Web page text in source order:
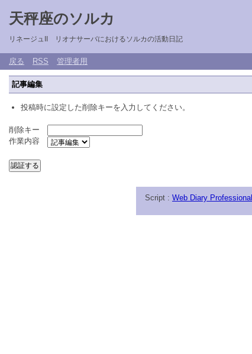
天秤座のソルカ
リネージュII リオナサーバにおけるソルカの活動日記
戻る RSS 管理者用
記事編集
投稿時に設定した削除キーを入力してください。
削除キー
作業内容
Script : Web Diary Professional